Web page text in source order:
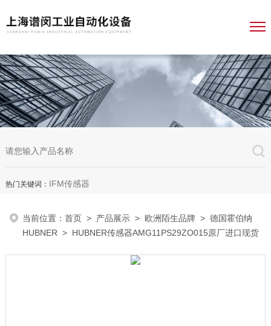
热门关键词： IFM传感器
当前位置：首页 > 产品展示 > 欧洲陌生品牌 >德国霍伯纳
HUBNER > HUBNER传感器AMG11PS29ZO015原厂进口现货